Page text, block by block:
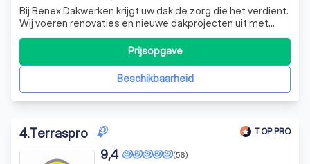
Bij Benex Dakwerken krijgt uw dak de zorg die het verdient.
Wij voeren renovaties en nieuwe dakprojecten uit met
focus op kwaliteit, betrouwbaarheid en tevreden klanten.
Zowel platte als hellende daken, groot of klein – wij
zorgen voor een stevig resultaat.
Beschikbaarheid
Prijsopgave
4.Terraspro TOP PRO
(56)
9,4